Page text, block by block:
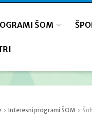
ŠOM
Interesni programi ŠOM